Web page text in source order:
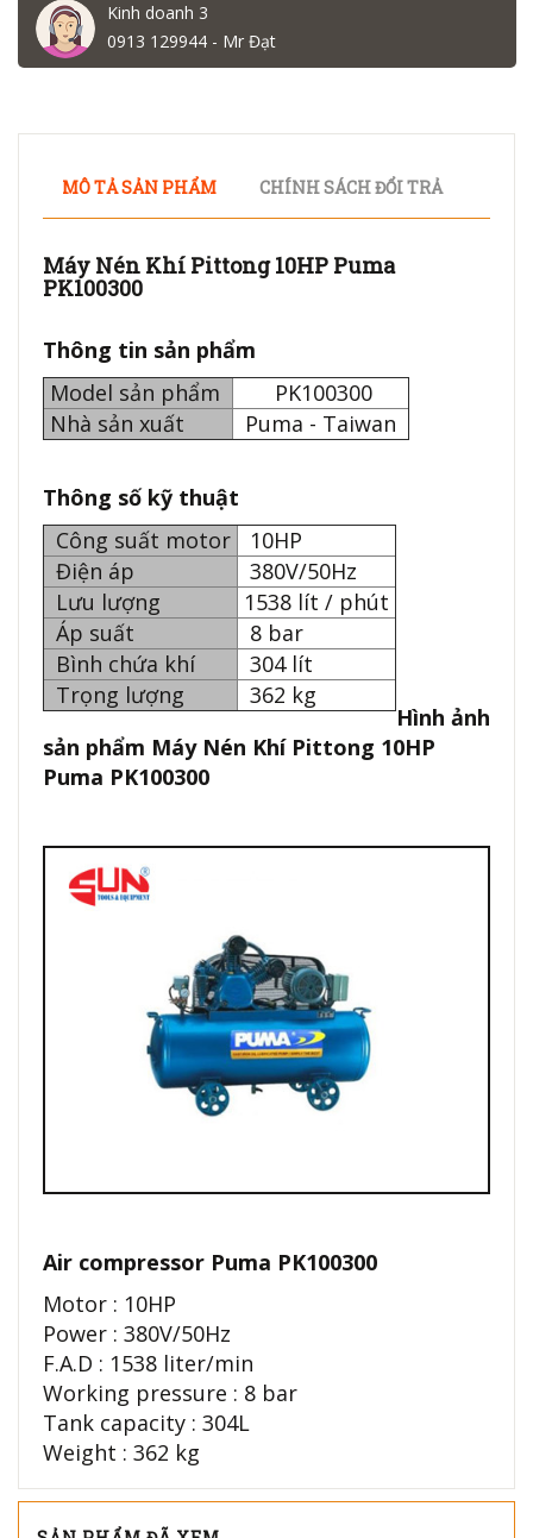
Kinh doanh 3
0913 129944 - Mr Đạt
MÔ TẢ SẢN PHẨM CHÍNH SÁCH ĐỔI TRẢ
Máy Nén Khí Pittong 10HP Puma
PK100300
Thông tin sản phẩm
Model sản phẩm
PK100300
Nhà sản xuất
Puma - Taiwan
Thông số kỹ thuật
Công suất motor
10HP
Điện áp
380V/50Hz
Lưu lượng
1538 lít / phút
Áp suất
8 bar
Bình chứa khí
304 lít
Trọng lượng
362 kg
Hình ảnh
sản phẩm Máy Nén Khí Pittong 10HP
Puma PK100300
Air compressor Puma PK100300
Motor : 10HP
Power : 380V/50Hz
F.A.D : 1538 liter/min
Working pressure : 8 bar
Tank capacity : 304L
Weight : 362 kg